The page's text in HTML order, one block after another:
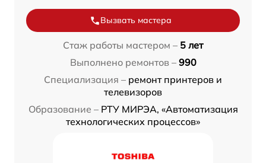
Вызвать мастера
Стаж работы мастером – 5 лет
Выполнено ремонтов – 990
Специализация – ремонт принтеров и
телевизоров
Образование – РТУ МИРЭА, «Автоматизация
технологических процессов»